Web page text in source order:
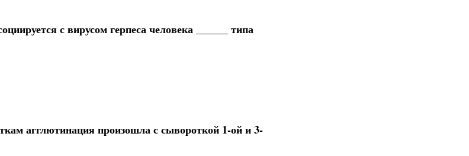
с вирусом герпеса человека ______ типа
агглютинация произошла с сывороткой 1-ой и 3-